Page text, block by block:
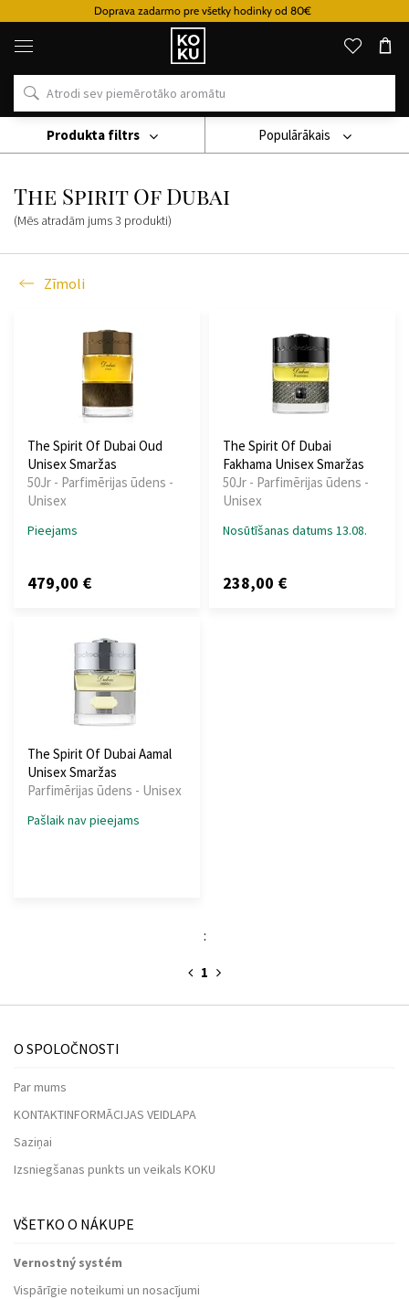
Doprava zadarmo pre všetky hodinky od 80€
Oriģinālie
parfimērijas
izstrādājumi
un
pulksteņi
vietā
Zīmoli
The Spirit Of Dubai
The Spirit Of Dubai
(Mēs atradām jums3 produkti)
Populārākais
Zīmoli
Produkta filtrs
The Spirit Of Dubai Oud
Unisex Smaržas
50Jr - Parfimērijas ūdens -
Unisex
Pieejams
479,00 €
The Spirit Of Dubai
Fakhama Unisex Smaržas
50Jr - Parfimērijas ūdens -
Unisex
Nosūtīšanas datums 13.08.
238,00 €
The Spirit Of Dubai Aamal
Unisex Smaržas
Parfimērijas ūdens - Unisex
Pašlaik nav pieejams
:
1
O SPOLOČNOSTI
Par mums
KONTAKTINFORMĀCIJAS VEIDLAPA
Saziņai
Izsniegšanas punkts un veikals KOKU
VŠETKO O NÁKUPE
Vernostný systém
Vispārīgie noteikumi un nosacījumi